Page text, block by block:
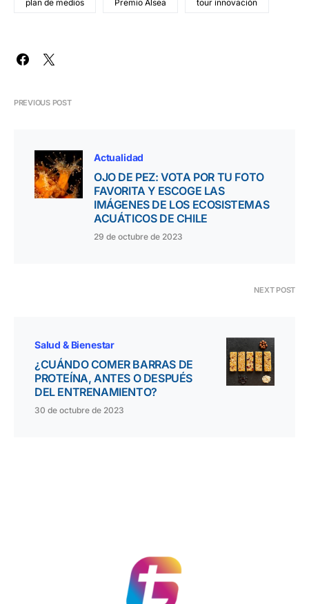
plan de medios Premio Alsea tour innovación
PREVIOUS POST
Actualidad
OJO DE PEZ: VOTA POR TU FOTO
FAVORITA Y ESCOGE LAS
IMÁGENES DE LOS ECOSISTEMAS
ACUÁTICOS DE CHILE
29 de octubre de 2023
NEXT POST
Salud & Bienestar
¿CUÁNDO COMER BARRAS DE
PROTEÍNA, ANTES O DESPUÉS
DEL ENTRENAMIENTO?
30 de octubre de 2023